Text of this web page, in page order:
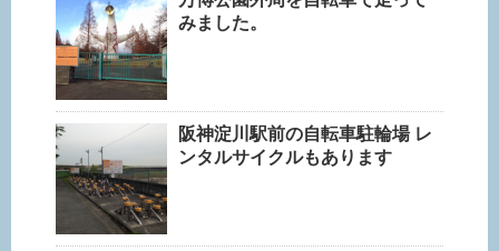
みました。
阪神淀川駅前の自転車駐輪場 レ
ンタルサイクルもあります